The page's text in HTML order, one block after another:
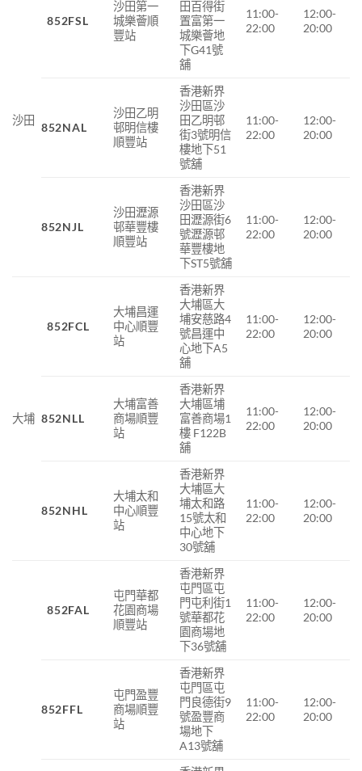
沙田
852FSL
沙田第一
城樂薈順
豐站
田百得街
置富第一
城樂薈地
下G41號
舖
11:00-
22:00
12:00-
20:00
852NAL
沙田乙明
邨明信樓
順豐站
香港新界
沙田區沙
田乙明邨
街3號明信
樓地下51
號舖
11:00-
22:00
12:00-
20:00
852NJL
沙田瀝源
邨華豐樓
順豐站
香港新界
沙田區沙
田瀝源街6
號瀝源邨
華豐樓地
下ST5號舖
11:00-
22:00
12:00-
20:00
大埔
852FCL
大埔昌運
中心順豐
站
香港新界
大埔區大
埔安慈路4
號昌運中
心地下A5
舖
11:00-
22:00
12:00-
20:00
852NLL
大埔富善
商場順豐
站
香港新界
大埔區埔
富善商場1
樓 F122B
舖
11:00-
22:00
12:00-
20:00
852NHL
大埔太和
中心順豐
站
香港新界
大埔區大
埔太和路
15號太和
中心地下
30號舖
11:00-
22:00
12:00-
20:00
852FAL
屯門華都
花園商場
順豐站
香港新界
屯門區屯
門屯利街1
號華都花
園商場地
下36號舖
11:00-
22:00
12:00-
20:00
852FFL
屯門盈豐
商場順豐
站
香港新界
屯門區屯
門良德街9
號盈豐商
場地下
A13號舖
11:00-
22:00
12:00-
20:00